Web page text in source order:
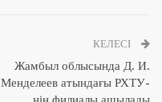
КЕЛЕСІ
Жамбыл облысында Д. И.
Менделеев атындағы РХТУ-